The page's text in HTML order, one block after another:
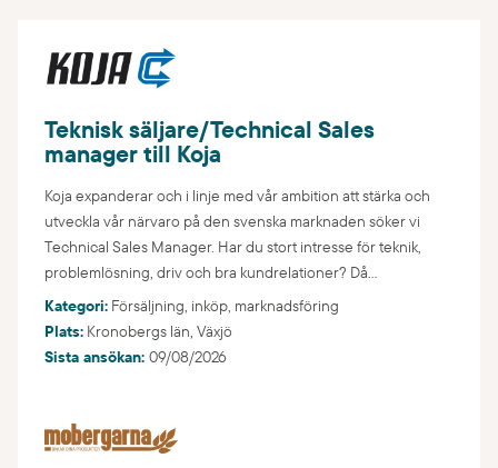
Teknisk säljare/Technical Sales
manager till Koja
Koja expanderar och i linje med vår ambition att stärka och
utveckla vår närvaro på den svenska marknaden söker vi
Technical Sales Manager. Har du stort intresse för teknik,
problemlösning, driv och bra kundrelationer? Då...
Kategori: Försäljning, inköp, marknadsföring
Plats: Kronobergs län, Växjö
Sista ansökan: 09/08/2026